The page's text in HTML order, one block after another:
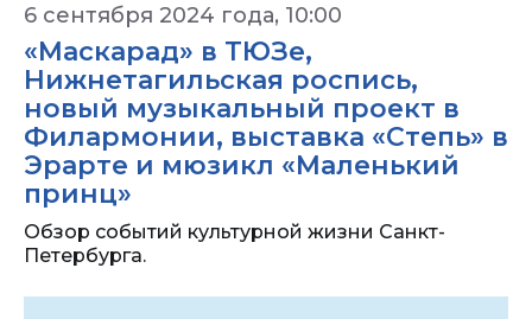
6 сентября 2024 года, 10:00
«Маскарад» в ТЮЗе,
Нижнетагильская роспись,
новый музыкальный проект в
Филармонии, выставка «Степь» в
Эрарте и мюзикл «Маленький
принц»
Обзор событий культурной жизни Санкт-
Петербурга.